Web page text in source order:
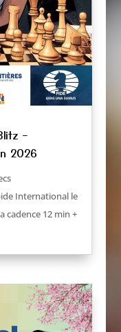
–
2026
International le
cadence 12 min +